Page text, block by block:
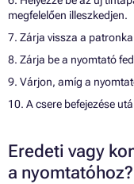
megfelelően illeszkedjen.
7. Zárja vissza a
8. Zárja be a nyomtató
9. Várjon, amíg a
10. A csere befejezése
Eredeti vagy
a nyomtatóhoz?